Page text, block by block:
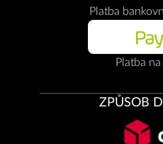
Platba
Platba
ZPŮSOB